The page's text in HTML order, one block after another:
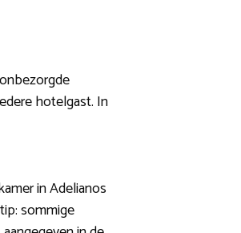
hotelgast. In
in Adelianos
sommige